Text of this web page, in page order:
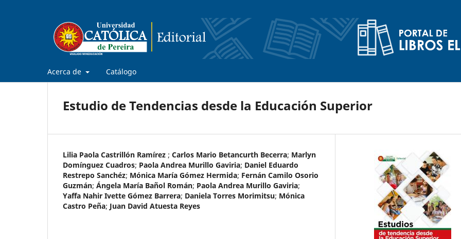
Acerca de Catálogo
Estudio de Tendencias desde la Educación Superior
Lilia Paola Castrillón Ramírez ; Carlos Mario Betancurth Becerra; Marlyn
Domínguez Cuadros; Paola Andrea Murillo Gaviria; Daniel Eduardo
Restrepo Sanchéz; Mónica María Gómez Hermida; Fernán Camilo Osorio
Guzmán; Ángela María Bañol Román; Paola Andrea Murillo Gaviria;
Yaffa Nahir Ivette Gómez Barrera; Daniela Torres Morimitsu; Mónica
Castro Peña; Juan David Atuesta Reyes